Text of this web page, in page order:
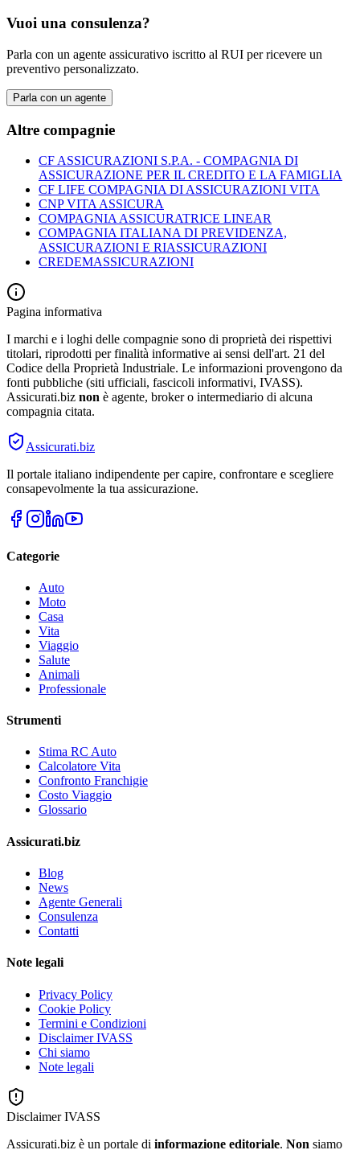
Vuoi una consulenza?
Parla con un agente assicurativo iscritto al RUI per ricevere un
preventivo personalizzato.
Parla con un agente
Altre compagnie
CF ASSICURAZIONI S.P.A. - COMPAGNIA DI
ASSICURAZIONE PER IL CREDITO E LA FAMIGLIA
CF LIFE COMPAGNIA DI ASSICURAZIONI VITA
CNP VITA ASSICURA
COMPAGNIA ASSICURATRICE LINEAR
COMPAGNIA ITALIANA DI PREVIDENZA,
ASSICURAZIONI E RIASSICURAZIONI
CREDEMASSICURAZIONI
Pagina informativa
I marchi e i loghi delle compagnie sono di proprietà dei rispettivi
titolari, riprodotti per finalità informative ai sensi dell'art. 21 del
Codice della Proprietà Industriale. Le informazioni provengono da
fonti pubbliche (siti ufficiali, fascicoli informativi, IVASS).
Assicurati.biz non è agente, broker o intermediario di alcuna
compagnia citata.
Assicurati.biz
Il portale italiano indipendente per capire, confrontare e scegliere
consapevolmente la tua assicurazione.
Categorie
Auto
Moto
Casa
Vita
Viaggio
Salute
Animali
Professionale
Strumenti
Stima RC Auto
Calcolatore Vita
Confronto Franchigie
Costo Viaggio
Glossario
Assicurati.biz
Blog
News
Agente Generali
Consulenza
Contatti
Note legali
Privacy Policy
Cookie Policy
Termini e Condizioni
Disclaimer IVASS
Chi siamo
Note legali
Disclaimer IVASS
Assicurati.biz è un portale di informazione editoriale. Non siamo